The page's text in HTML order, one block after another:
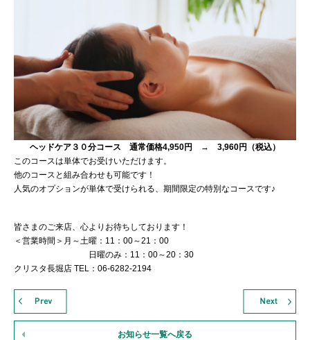
ヘッドケア３０分コース 通常価格4,950円 → 3,960円（税込）
このコースは単体でお受けいただけます。
他のコースと組み合わせも可能です！
人気のオプションが単体で受けられる、期間限定の特別なコースです♪
皆さまのご来店、心よりお待ちしております！
＜営業時間＞月～土曜：11：00～21：00
日曜のみ：11：00～20：30
クリスタ長堀店 TEL：06-6282-2194
お知らせ一覧へ戻る